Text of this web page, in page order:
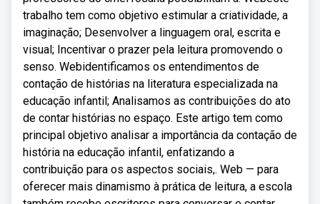
trabalho tem como objetivo estimular a criatividade, a
imaginação; Desenvolver a linguagem oral, escrita e
visual; Incentivar o prazer pela leitura promovendo o
senso. Webidentificamos os entendimentos de
contação de histórias na literatura especializada na
educação infantil; Analisamos as contribuições do ato
de contar histórias no espaço. Este artigo tem como
principal objetivo analisar a importância da contação de
história na educação infantil, enfatizando a
contribuição para os aspectos sociais,. Web — para
oferecer mais dinamismo à prática de leitura, a escola